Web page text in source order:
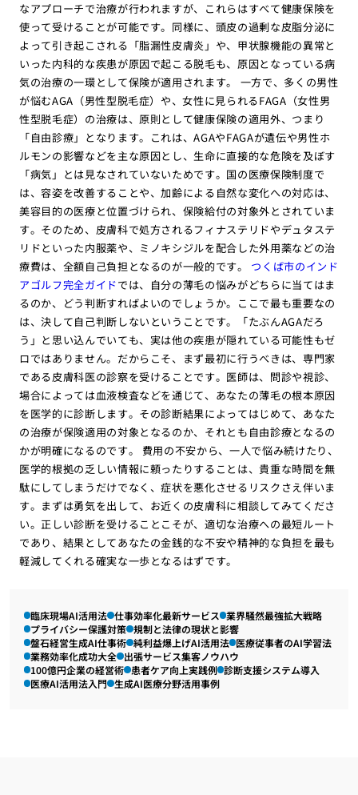
なアプローチで治療が行われますが、これらはすべて健康保険を
使って受けることが可能です。同様に、頭皮の過剰な皮脂分泌に
よって引き起こされる「脂漏性皮膚炎」や、甲状腺機能の異常と
いった内科的な疾患が原因で起こる脱毛も、原因となっている病
気の治療の一環として保険が適用されます。 一方で、多くの男性
が悩むAGA（男性型脱毛症）や、女性に見られるFAGA（女性男
性型脱毛症）の治療は、原則として健康保険の適用外、つまり
「自由診療」となります。これは、AGAやFAGAが遺伝や男性ホ
ルモンの影響などを主な原因とし、生命に直接的な危険を及ぼす
「病気」とは見なされていないためです。国の医療保険制度で
は、容姿を改善することや、加齢による自然な変化への対応は、
美容目的の医療と位置づけられ、保険給付の対象外とされていま
す。そのため、皮膚科で処方されるフィナステリドやデュタステ
リドといった内服薬や、ミノキシジルを配合した外用薬などの治
療費は、全額自己負担となるのが一般的です。 つくば市のインド
アゴルフ完全ガイドでは、自分の薄毛の悩みがどちらに当てはま
るのか、どう判断すればよいのでしょうか。ここで最も重要なの
は、決して自己判断しないということです。「たぶんAGAだろ
う」と思い込んでいても、実は他の疾患が隠れている可能性もゼ
ロではありません。だからこそ、まず最初に行うべきは、専門家
である皮膚科医の診察を受けることです。医師は、問診や視診、
場合によっては血液検査などを通じて、あなたの薄毛の根本原因
を医学的に診断します。その診断結果によってはじめて、あなた
の治療が保険適用の対象となるのか、それとも自由診療となるの
かが明確になるのです。 費用の不安から、一人で悩み続けたり、
医学的根拠の乏しい情報に頼ったりすることは、貴重な時間を無
駄にしてしまうだけでなく、症状を悪化させるリスクさえ伴いま
す。まずは勇気を出して、お近くの皮膚科に相談してみてくださ
い。正しい診断を受けることこそが、適切な治療への最短ルート
であり、結果としてあなたの金銭的な不安や精神的な負担を最も
軽減してくれる確実な一歩となるはずです。
臨床現場AI活用法 仕事効率化最新サービス 業界騒然最強拡大戦略
プライバシー保護対策 規制と法律の現状と影響
盤石経営生成AI仕事術 純利益爆上げAI活用法 医療従事者のAI学習法
業務効率化成功大全 出張サービス集客ノウハウ
100億円企業の経営術 患者ケア向上実践例 診断支援システム導入
医療AI活用法入門 生成AI医療分野活用事例